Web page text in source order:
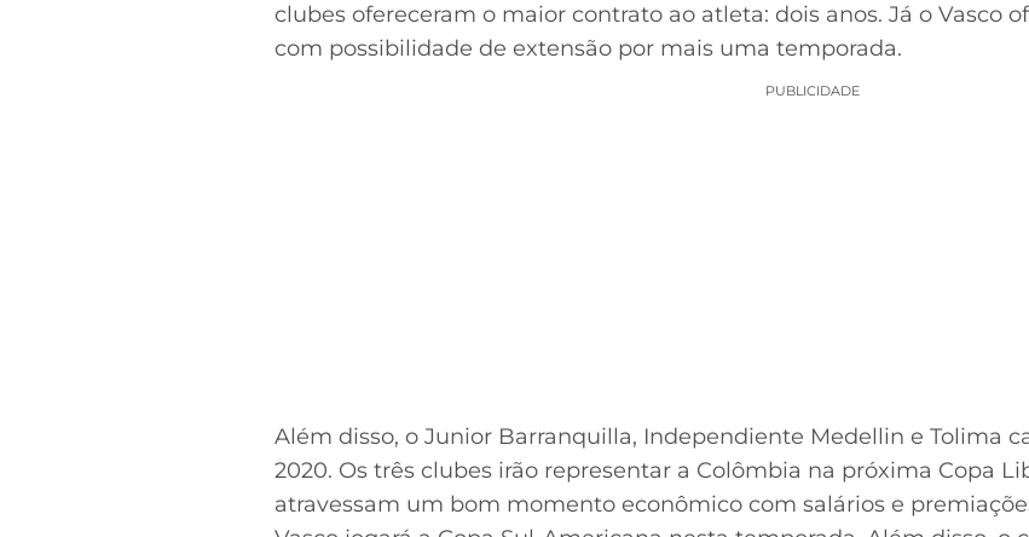
clubes ofereceram o maior contrato ao atleta: dois anos. Já o Vasco
com possibilidade de extensão por mais uma temporada.
PUBLICIDADE
Além disso, o Junior Barranquilla, Independiente Medellin e Tolima
2020. Os três clubes irão representar a Colômbia na próxima Copa
atravessam um bom momento econômico com salários e